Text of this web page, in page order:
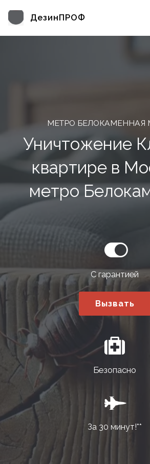
ДезинПРОФ
МЕТРО БЕЛОКАМЕННАЯ
Уничтожение
квартире в
метро
С гарантией
Вызвать
Безопасно
За 30 минут!**